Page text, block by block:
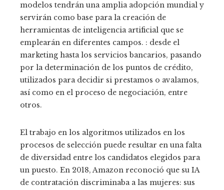
modelos tendrán una amplia adopción mundial y
servirán como base para la creación de
herramientas de inteligencia artificial que se
emplearán en diferentes campos. : desde el
marketing hasta los servicios bancarios, pasando
por la determinación de los puntos de crédito,
utilizados para decidir si prestamos o avalamos,
así como en el proceso de negociación, entre
otros.
El trabajo en los algoritmos utilizados en los
procesos de selección puede resultar en una falta
de diversidad entre los candidatos elegidos para
un puesto. En 2018, Amazon reconoció que su IA
de contratación discriminaba a las mujeres: sus